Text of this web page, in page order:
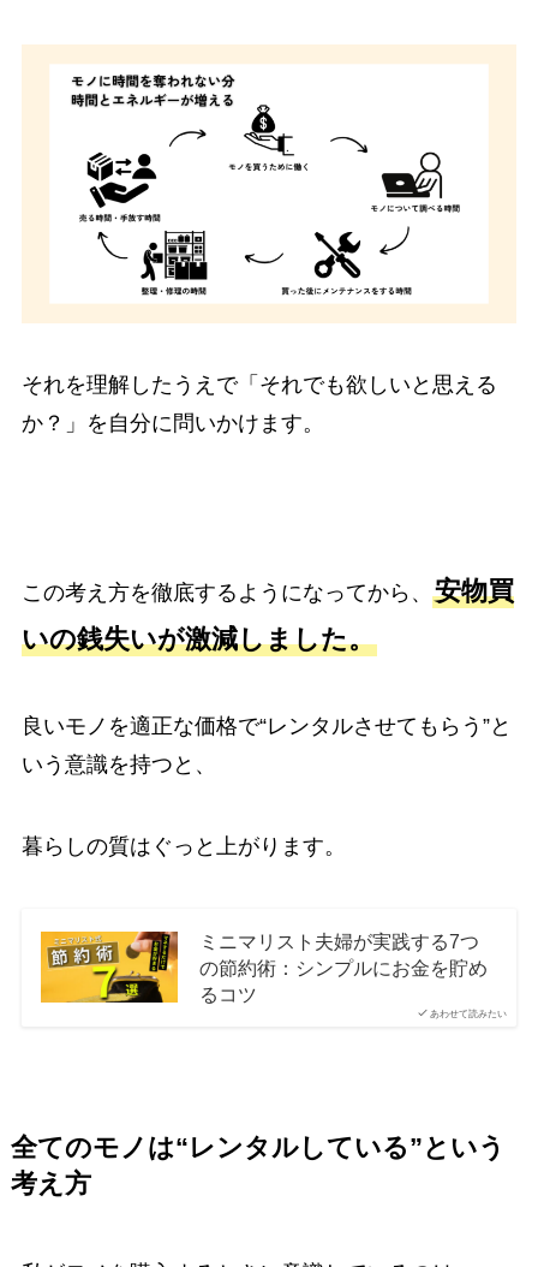
それを理解したうえで「それでも欲しいと思える
か？」を自分に問いかけます。
この考え方を徹底するようになってから、 安物買
いの銭失いが激減しました。
良いモノを適正な価格で“レンタルさせてもらう”と
いう意識を持つと、
暮らしの質はぐっと上がります。
あわせて読みたい
ミニマリスト夫婦が実践する7つ
の節約術：シンプルにお金を貯め
るコツ
全てのモノは“レンタルしている”という
考え方